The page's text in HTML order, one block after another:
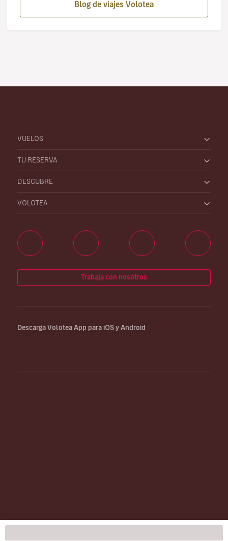
Blog de viajes Volotea
VUELOS
TU RESERVA
DESCUBRE
VOLOTEA
Trabaja con nosotros
Descarga Volotea App para iOS y Android